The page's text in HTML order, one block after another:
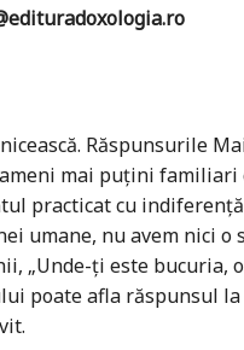
Răspunsurile
mai puțini familiari
practicat cu
umane, nu avem nici o
„Unde-ți este bucuria,
poate afla răspunsul